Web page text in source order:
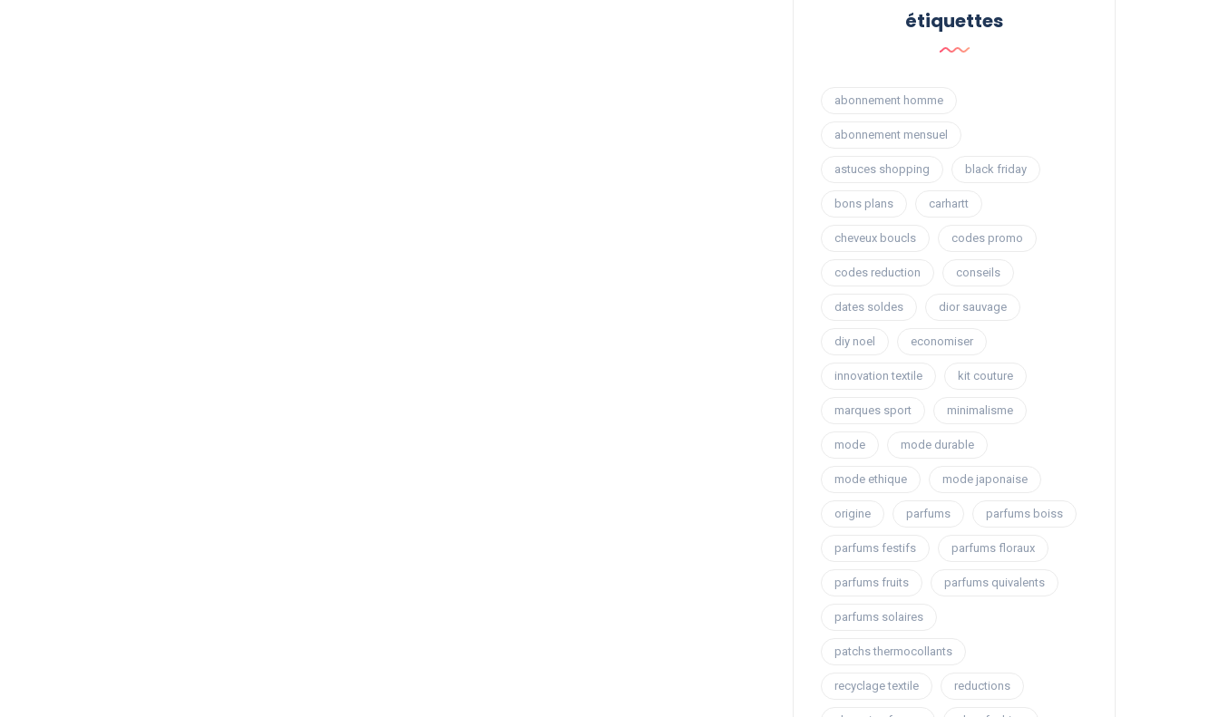
étiquettes
abonnement homme
abonnement mensuel
astuces shopping black friday
bons plans carhartt
cheveux boucls codes promo
codes reduction conseils
dates soldes dior sauvage
diy noel economiser
innovation textile kit couture
marques sport minimalisme
mode mode durable
mode ethique mode japonaise
origine parfums parfums boiss
parfums festifs parfums floraux
parfums fruits parfums quivalents
parfums solaires
patchs thermocollants
recyclage textile reductions